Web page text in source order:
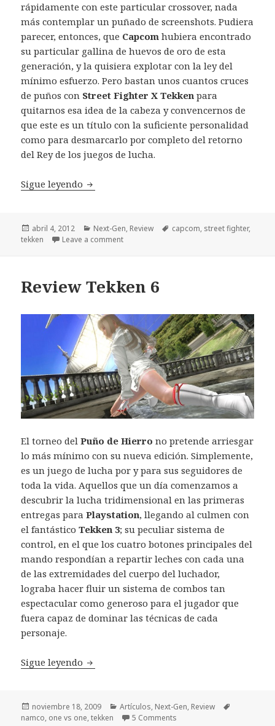
rápidamente con este particular crossover, nada
más contemplar un puñado de screenshots. Pudiera
parecer, entonces, que Capcom hubiera encontrado
su particular gallina de huevos de oro de esta
generación, y la quisiera explotar con la ley del
mínimo esfuerzo. Pero bastan unos cuantos cruces
de puños con Street Fighter X Tekkenpara
quitarnos esa idea de la cabeza y convencernos de
que este es un título con la suficiente personalidad
como para desmarcarlo por completo del retorno
del Rey de los juegos de lucha.
Sigue leyendo Review Street Fighter X Tekken Xbox 360
Publicado
el
abril 4, 2012 Categorías
Next-Gen, Review Etiquetas
capcom, street fighter,
tekken
Leave a comment
Review Tekken 6
El torneo delPuño de Hierro no pretende arriesgar
lo más mínimo con su nueva edición. Simplemente,
es un juego de lucha por y para sus seguidores de
toda la vida. Aquellos que un día comenzamos a
descubrir la lucha tridimensional en las primeras
entregas paraPlaystation, llegando al culmen con
el fantásticoTekken 3; su peculiar sistema de
control, en el que los cuatro botones principales del
mando respondían a repartir leches con cada una
de las extremidades del cuerpo del luchador,
lograba hacer fluir un sistema de combos tan
espectacular como generoso para el jugador que
fuera capaz de dominar las técnicas de cada
personaje.
Sigue leyendo Review Tekken 6
Publicado
el
noviembre 18, 2009 Categorías
Artículos, Next-Gen, Review
namco, one vs one,tekken 5 Comments